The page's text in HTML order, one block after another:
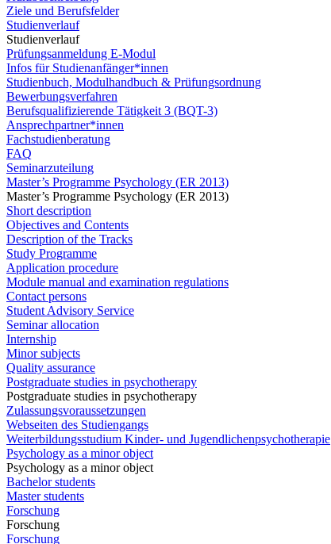
Ziele und Berufsfelder
Studienverlauf
Studienverlauf
Prüfungsanmeldung E-Modul
Infos für Studienanfänger*innen
Studienbuch, Modulhandbuch & Prüfungsordnung
Bewerbungsverfahren
Berufsqualifizierende Tätigkeit 3 (BQT-3)
Ansprechpartner*innen
Fachstudienberatung
FAQ
Seminarzuteilung
Master’s Programme Psychology (ER 2013)
Master’s Programme Psychology (ER 2013)
Short description
Objectives and Contents
Description of the Tracks
Study Programme
Application procedure
Module manual and examination regulations
Contact persons
Student Advisory Service
Seminar allocation
Internship
Minor subjects
Quality assurance
Postgraduate studies in psychotherapy
Postgraduate studies in psychotherapy
Zulassungsvoraussetzungen
Webseiten des Studiengangs
Weiterbildungsstudium Kinder- und Jugendlichenpsychotherapie
Psychology as a minor object
Psychology as a minor object
Bachelor students
Master students
Forschung
Forschung
Forschung